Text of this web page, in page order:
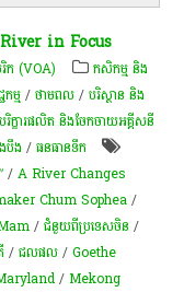
in Focus
ក (VOA)
កសិកម្ម​ និង​
ម្ម /ថាមពល /បរិស្ថាន និង
បរិក្ខារផលិត និងចែកចាយអគ្គីសនី
បឹង /​ធនធាន​ទឹក​
/A River Changes
Chum Sophea /
/ជំនួយពីប្រទេសចិន /
/ជលផល /Goethe
/Mekong